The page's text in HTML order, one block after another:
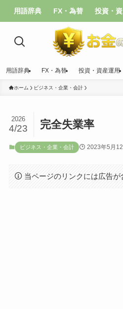
用語辞典 FX・為替 投資・
用語辞典 FX・為替 投資・資産運用
ホーム ビジネス・企業・会計
完全失業率
2026
4/23
ビジネス・企業・会計 2023年5月12
当ページのリンクには広告が